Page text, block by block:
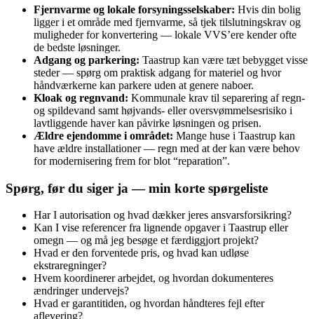
Fjernvarme og lokale forsyningsselskaber: Hvis din bolig
ligger i et område med fjernvarme, så tjek tilslutningskrav og
muligheder for konvertering — lokale VVS’ere kender ofte
de bedste løsninger.
Adgang og parkering: Taastrup kan være tæt bebygget visse
steder — spørg om praktisk adgang for materiel og hvor
håndværkerne kan parkere uden at genere naboer.
Kloak og regnvand: Kommunale krav til separering af regn-
og spildevand samt højvands- eller oversvømmelsesrisiko i
lavtliggende haver kan påvirke løsningen og prisen.
Ældre ejendomme i området: Mange huse i Taastrup kan
have ældre installationer — regn med at der kan være behov
for modernisering frem for blot “reparation”.
Spørg, før du siger ja — min korte spørgeliste
Har I autorisation og hvad dækker jeres ansvarsforsikring?
Kan I vise referencer fra lignende opgaver i Taastrup eller
omegn — og må jeg besøge et færdiggjort projekt?
Hvad er den forventede pris, og hvad kan udløse
ekstraregninger?
Hvem koordinerer arbejdet, og hvordan dokumenteres
ændringer undervejs?
Hvad er garantitiden, og hvordan håndteres fejl efter
aflevering?